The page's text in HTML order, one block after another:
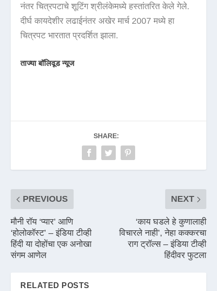
नंतर चित्रपटाचे शूटिंग श्रीलंकेमध्ये हस्तांतरित केले गेले.
दीर्घ कायदेशीर लढाईनंतर अखेर मार्च 2007 मध्ये हा
चित्रपट भारतात प्रदर्शित झाला.
ताज्या बॉलिवूड न्यूज
SHARE:
PREVIOUS
मौनी रॉय ‘प्यार’ आणि
‘होलोकॉस्ट’ – इंडिया टीव्ही
हिंदी या दोहोंचा एक अनोखा
संगम आणेल
NEXT
‘काय घडले हे कुणालाही
विचारले नाही’, नेहा कक्करचा
राग ट्रॉल्स – इंडिया टीव्ही
हिंदीवर फुटला
RELATED POSTS